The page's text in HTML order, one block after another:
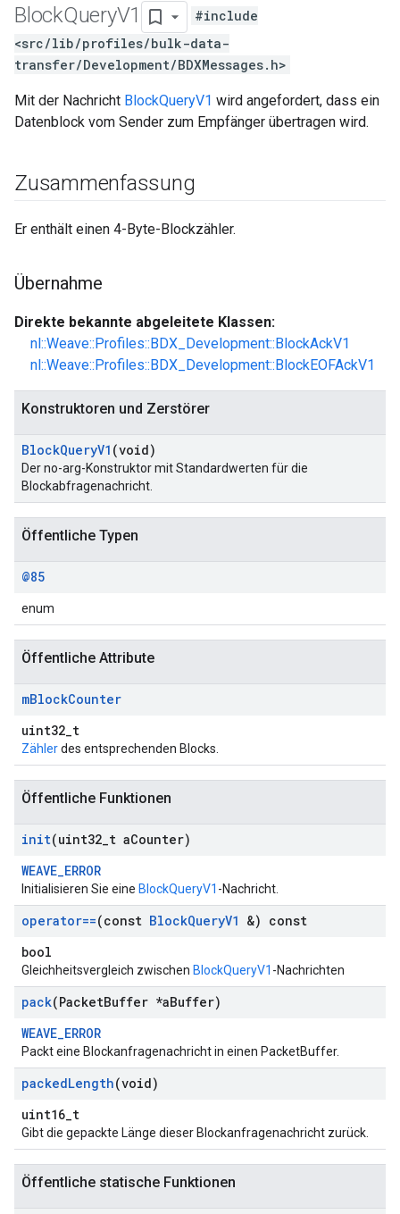
BlockQueryV1
#include
<src/lib/profiles/bulk-data-
transfer/Development/BDXMessages.h>
Mit der Nachricht BlockQueryV1 wird angefordert, dass ein
Datenblock vom Sender zum Empfänger übertragen wird.
Zusammenfassung
Er enthält einen 4-Byte-Blockzähler.
Übernahme
Direkte bekannte abgeleitete Klassen:
nl::Weave::Profiles::BDX_Development::BlockAckV1
nl::Weave::Profiles::BDX_Development::BlockEOFAckV1
Konstruktoren und Zerstörer
BlockQueryV1 (void)
Der no-arg-Konstruktor mit Standardwerten für die
Blockabfragenachricht.
Öffentliche Typen
@85
enum
Öffentliche Attribute
mBlockCounter
uint32_t
Zählerdes entsprechenden Blocks.
Öffentliche Funktionen
init(uint32 t aCounter)
WEAVE_ERROR
Initialisieren Sie eine BlockQueryV1 -Nachricht.
operator==(const BlockQueryV1 &) const
bool
Gleichheitsvergleich zwischen BlockQueryV1 -Nachrichten
pack(PacketBuffer *aBuffer)
WEAVE_ERROR
Packt eine Blockanfragenachricht in einen PacketBuffer.
packedLength(void)
uint16_t
Gibt die gepackte Länge dieser Blockanfragenachricht zurück.
Öffentliche statische Funktionen